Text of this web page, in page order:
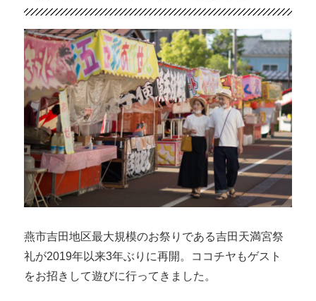
の
選
び
方
と
は？
素
材
別
に
徹
に
燕市吉田地区最大規模のお祭りである吉田天満宮祭
礼が2019年以来3年ぶりに再開。ココチヤもゲスト
をお招きして遊びに行ってきました。